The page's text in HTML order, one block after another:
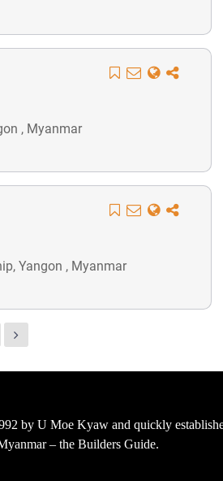
, Myanmar
Yangon , Myanmar
by U Moe Kyaw and quickly
– the Builders Guide.